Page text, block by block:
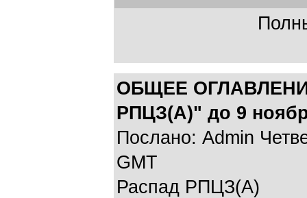
ОБЩЕЕ
РПЦЗ(А)" до 9
Послано: Admin
GMT
Распад РПЦЗ(А)